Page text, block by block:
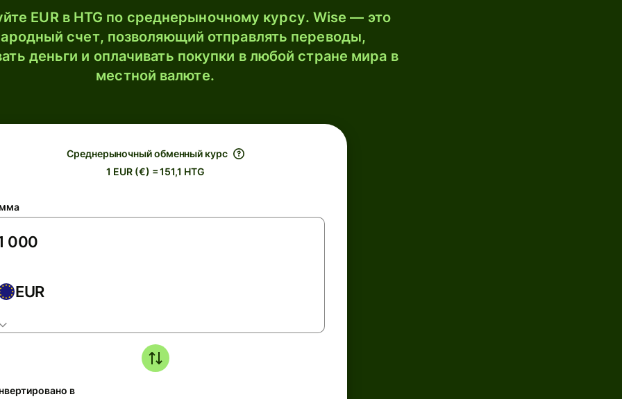
EUR в HTG по среднерыночному курсу. Wise — это
счет, позволяющий отправлять переводы,
деньги и оплачивать покупки в любой стране мира в
местной валюте.
Среднерыночный обменный курс
1 EUR (€) = 151,1 HTG
EUR
в